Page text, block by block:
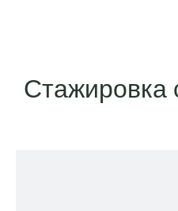
Стажировка